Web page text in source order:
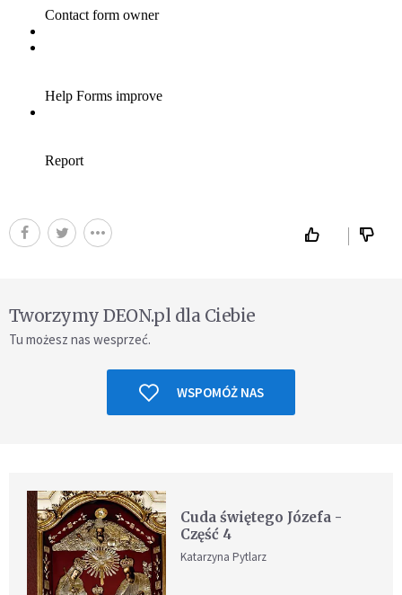
Tworzymy DEON.pl dla Ciebie
Tu możesz nas wesprzeć.
WSPOMÓŻ NAS
Cuda świętego Józefa -
Część 4
Katarzyna Pytlarz